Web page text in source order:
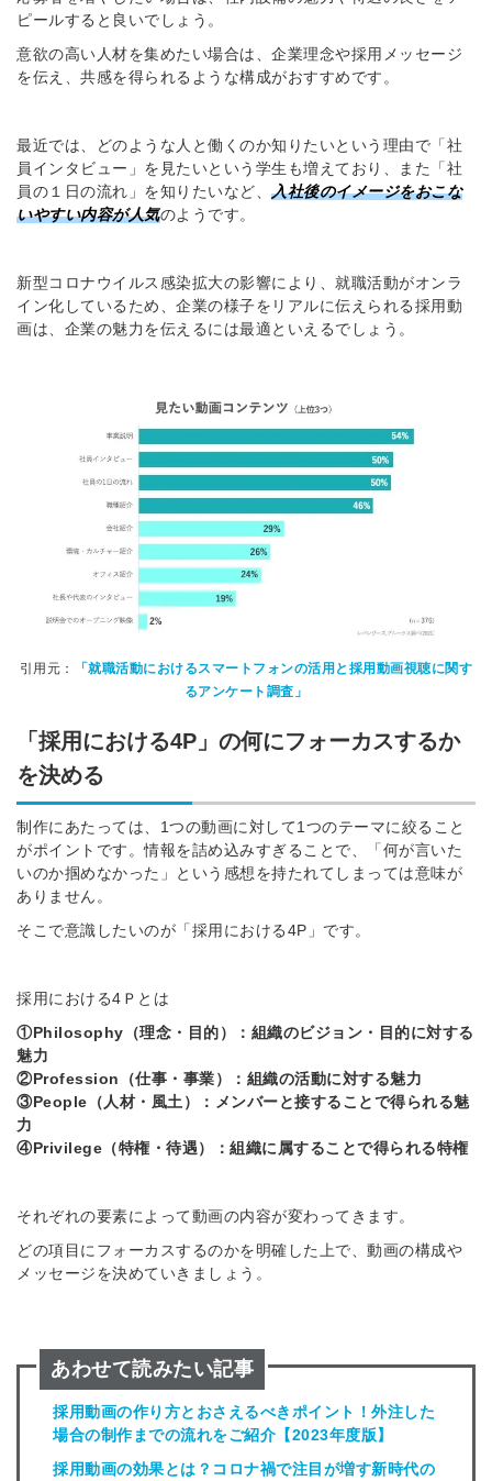
ピールすると良いでしょう。
意欲の高い人材を集めたい場合は、企業理念や採用メッセージ
を伝え、共感を得られるような構成がおすすめです。
最近では、どのような人と働くのか知りたいという理由で「社
員インタビュー」を見たいという学生も増えており、また「社
員の１日の流れ」を知りたいなど、 入社後のイメージをおこな
いやすい内容が人気のようです。
新型コロナウイルス感染拡大の影響により、就職活動がオンラ
イン化しているため、企業の様子をリアルに伝えられる採用動
画は、企業の魅力を伝えるには最適といえるでしょう。
引用元：
「就職活動におけるスマートフォンの活用と採用動画視聴に関す
るアンケート調査」
「採用における4P」の何にフォーカスするか
を決める
制作にあたっては、1つの動画に対して1つのテーマに絞ること
がポイントです。情報を詰め込みすぎることで、「何が言いた
いのか掴めなかった」という感想を持たれてしまっては意味が
ありません。
そこで意識したいのが 「採用における4P」 です。
採用における4Ｐとは
①Philosophy（理念・目的）：組織のビジョン・目的に対する
魅力
②Profession（仕事・事業）：組織の活動に対する魅力
③People（人材・風土）：メンバーと接することで得られる魅
力
④Privilege（特権・待遇）：組織に属することで得られる特権
それぞれの要素によって動画の内容が変わってきます。
どの項目にフォーカスするのかを明確した上で、動画の構成や
メッセージを決めていきましょう。
あわせて読みたい記事
採用動画の作り方とおさえるべきポイント！外注した
場合の制作までの流れをご紹介【2023年度版】
採用動画の効果とは？コロナ禍で注目が増す新時代の